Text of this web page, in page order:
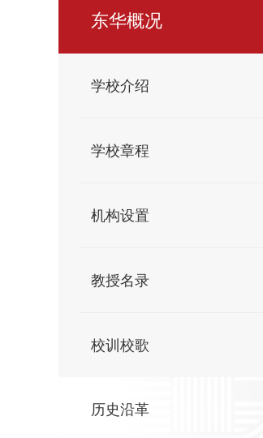
东华概况
学校介绍
学校章程
机构设置
教授名录
校训校歌
历史沿革